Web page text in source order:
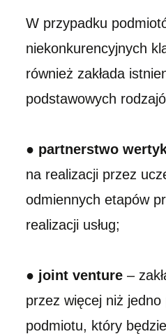
W przypadku
niekonkurencyjnych
również zakłada
podstawowych
● partnerstwo
na realizacji przez
odmiennych etapów
realizacji usług;
● joint venture –
przez więcej niż
podmiotu, który